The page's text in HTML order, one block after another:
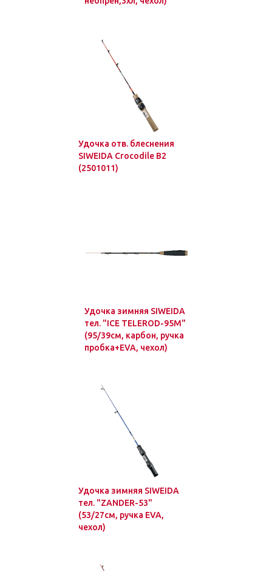
Удочка отв. блеснения
SIWEIDA Crocodile B2
(2501011)
Удочка зимняя SIWEIDA
тел. "ICE TELEROD-95M"
(95/39см, карбон, ручка
пробка+EVA, чехол)
Удочка зимняя SIWEIDA
тел. "ZANDER-53"
(53/27см, ручка EVA,
чехол)